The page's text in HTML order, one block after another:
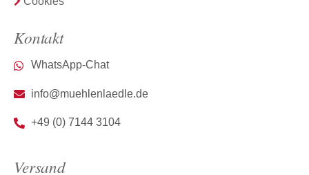
Kontakt
WhatsApp-Chat
info@muehlenlaedle.de
+49 (0) 7144 3104
Versand